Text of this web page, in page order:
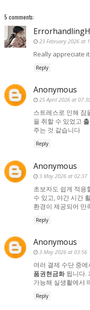
5 comments:
23 February 2026 at
Really appreciate it.
Reply
Anonymous
25 April 2026 at
스트레스로 인해 잠
을 취할 수 있었고
주는 것 같습니다
Reply
Anonymous
3 May 2026 at 02:37
초보자도 쉽게 적응
수 있고, 야간 시간
환경이 제공되어 만
Reply
Anonymous
3 May 2026 at 03:56
여러 결제 수단 중
품권현금화됩니다.
가능해 실생활에서
Reply